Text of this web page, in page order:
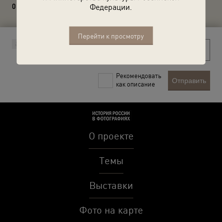
Федерации.
Перейти к просмотру
0 комментариев
Рекомендовать
как описание
Отправить
О проекте
Темы
Выставки
Фото на карте